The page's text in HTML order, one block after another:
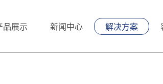
品展示 新闻中心 解决方案